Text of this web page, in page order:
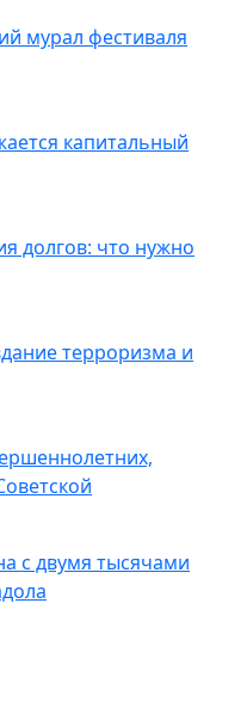
мурал фестиваля
капитальный
долгов: что нужно
терроризма и
с двумя тысячами